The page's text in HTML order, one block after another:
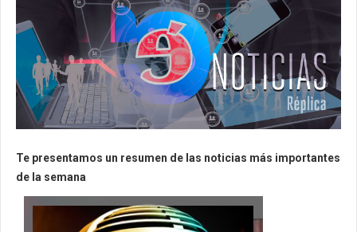
Te presentamos un resumen de las noticias más importantes
de la semana